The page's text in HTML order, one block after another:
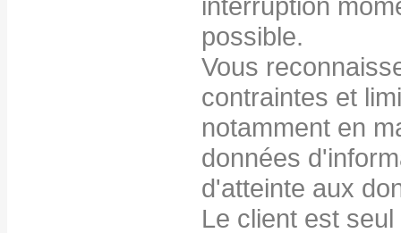
possible.
Vous
contraintes et
notamment en
données
d'atteinte aux
Le client est